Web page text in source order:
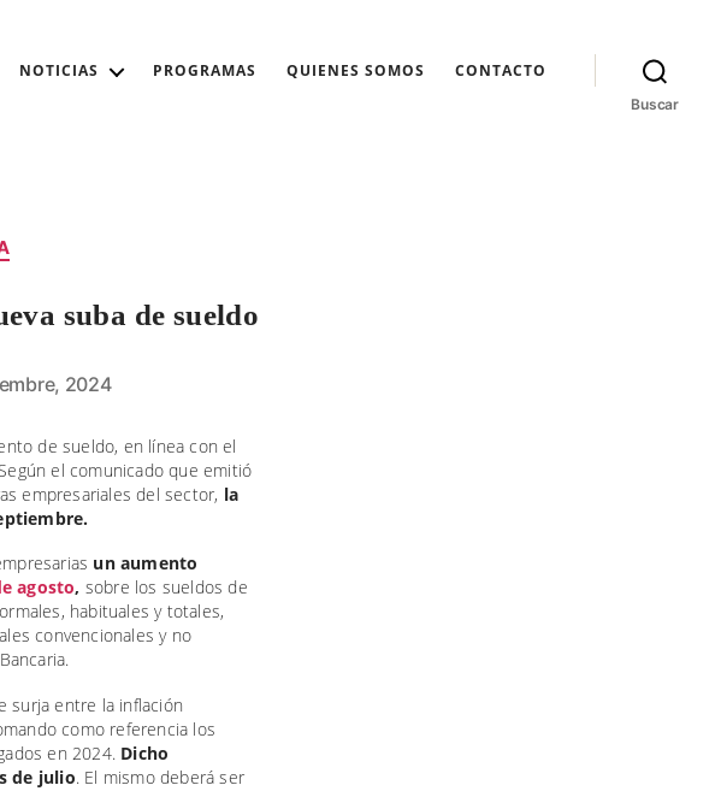
NOTICIAS PROGRAMAS QUIENES SOMOS CONTACTO
Buscar
suba de sueldo
2024
de sueldo, en línea con el
el comunicado que emitió
empresariales del sector, la
un aumento
agosto, sobre los sueldos de
habituales y totales,
convencionales y no
surja entre la inflación
como referencia los
en 2024. Dicho
de julio. El mismo deberá ser